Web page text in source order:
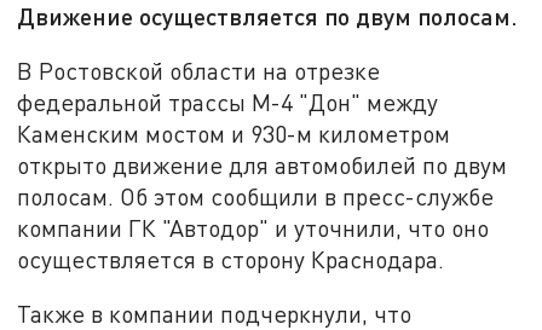
Движение осуществляется по двум полосам.
В Ростовской области на отрезке
федеральной трассы М-4 "Дон" между
Каменским мостом и 930-м километром
открыто движение для автомобилей по двум
полосам. Об этом сообщили в пресс-службе
компании ГК "Автодор" и уточнили, что оно
осуществляется в сторону Краснодара.
Также в компании подчеркнули, что